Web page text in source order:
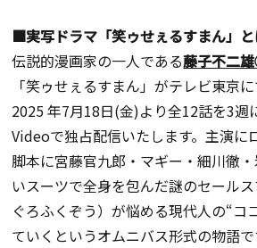
■実写ドラマ「笑ゥせぇるすまん」
伝説的漫画家の一人である藤子不二
「笑ゥせぇるすまん」がテレビ東京
2025 年7月18日(金)より全12話を3週
Videoで独占配信いたします。主演に
脚本に宮藤官九郎・マギー・細川徹
いスーツで全身を包んだ謎のセール
ぐろふくぞう）が悩める現代人の“コ
ていくというオムニバス形式の物語